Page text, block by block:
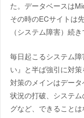
た。データベースは
その時のECサイトは
（システム障害）続き
毎日起こるシステム
い』と半ば強引に対策
対策のメインはデー
状況の打破、システ
グなど、できること